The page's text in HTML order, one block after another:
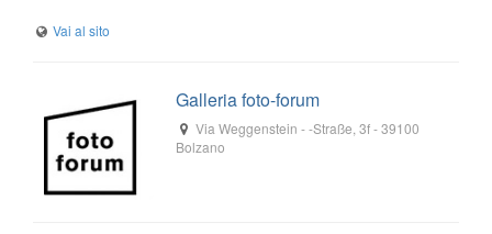
Galleria foto-forum
Via Weggenstein - -Straße, 3f-39100
Bolzano